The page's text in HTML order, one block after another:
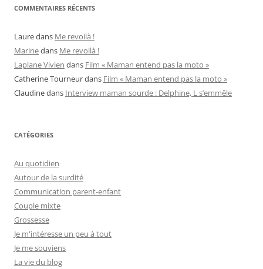
COMMENTAIRES RÉCENTS
Lauredans Me revoilà !
Marinedans Me revoilà !
Laplane Vivien dans Film « Maman entend pas la moto »
Catherine Tourneurdans Film « Maman entend pas la moto »
Claudinedans Interview maman sourde : Delphine, L s’emmêle
CATÉGORIES
Au quotidien
Autour de la surdité
Communication parent-enfant
Couple mixte
Grossesse
Je m'intéresse un peu à tout
Je me souviens
La vie du blog